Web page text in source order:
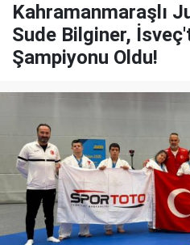
Kahramanmaraşlı
Sude Bilginer,
Şampiyonu Oldu!